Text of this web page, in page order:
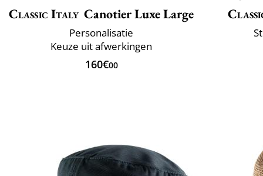
Classic Italy Canotier Luxe Large
Personalisatie
Keuze uit afwerkingen
160€00